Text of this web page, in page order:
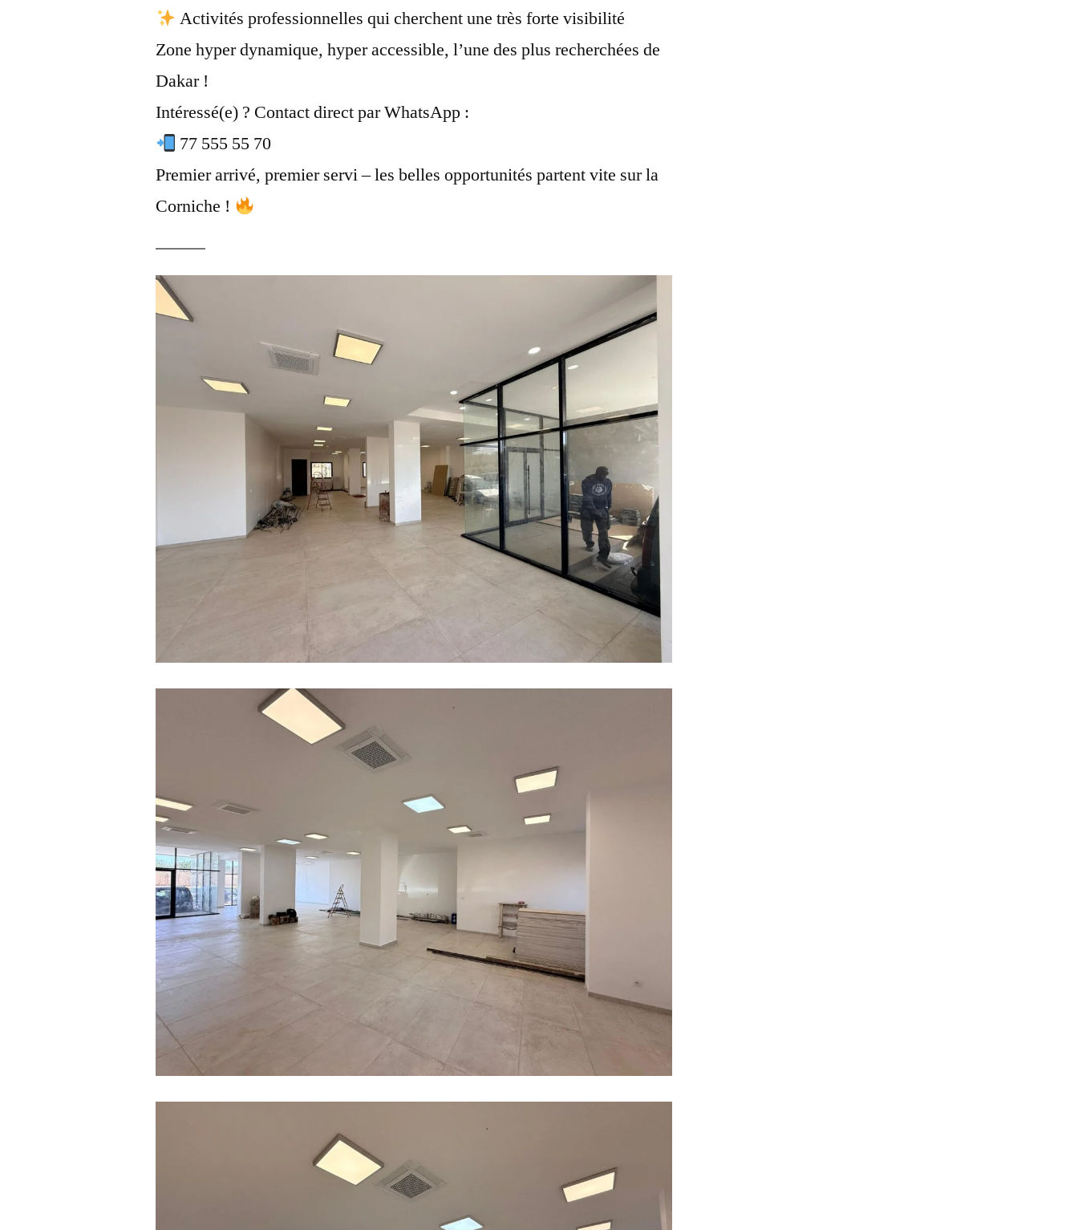
Activités professionnelles qui cherchent une très forte visibilité
Zone hyper dynamique, hyper accessible, l’une des plus recherchées de
Dakar !
Intéressé(e) ? Contact direct par WhatsApp :
77 555 55 70
Premier arrivé, premier servi – les belles opportunités partent vite sur la
Corniche !